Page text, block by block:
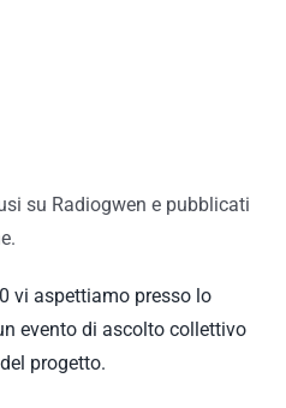
su Radiogwen e pubblicati
vi aspettiamo presso lo
evento di ascolto collettivo
progetto.